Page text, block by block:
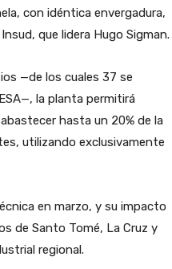
con idéntica envergadura,
que lidera Hugo Sigman.
—de los cuales 37 se
la planta permitirá
hasta un 20% de la
utilizando exclusivamente
en marzo, y su impacto
de Santo Tomé, La Cruz y
regional.